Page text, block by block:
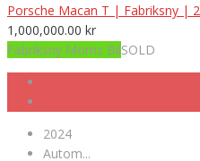
Porsche Macan T | Fabriksny |
1,000,000.00 kr
Fabriksny Moms BilSOLD
2024
Autom...